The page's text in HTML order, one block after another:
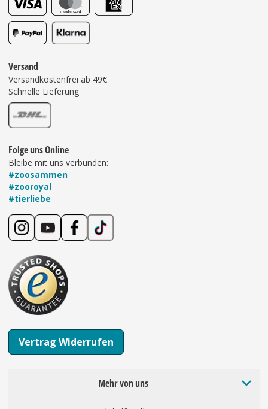
Versand
Versandkostenfrei ab 49€
Schnelle Lieferung
Folge uns Online
Bleibe mit uns verbunden:
#zoosammen
#zooroyal
#tierliebe
Vertrag Widerrufen
Mehr von uns